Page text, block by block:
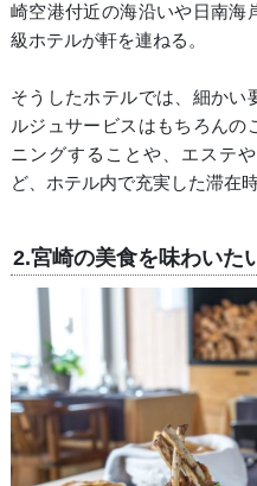
崎空港付近の海沿いや日南海
級ホテルが軒を連ねる。
そうしたホテルでは、細かい
ルジュサービスはもちろんの
ニングすることや、エステ
ど、ホテル内で充実した滞在
2.宮崎の美食を味わいた